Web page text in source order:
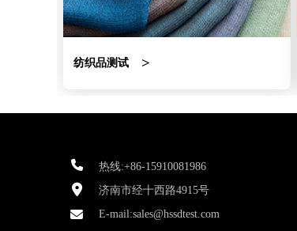
纺织品测试
热线:+86-15910081986
济南市经十西路4915号
E-mail:sales@hssdtest.com